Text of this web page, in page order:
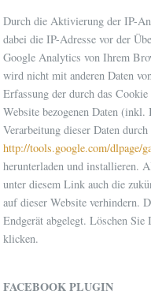
Durch die Aktivierung der IP-
dabei die IP-Adresse vor der
Google Analytics von Ihrem
wird nicht mit anderen Daten
Erfassung der durch das
Website bezogenen Daten
Verarbeitung dieser Daten
http://tools.google.com/dlpage/
herunterladen und installieren.
unter diesem Link auch die
auf dieser Website verhindern.
Endgerät abgelegt. Löschen
klicken.
FACEBOOK PLUGIN